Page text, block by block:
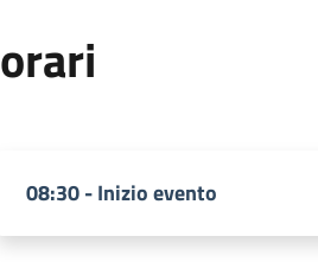
08:30 - Inizio evento